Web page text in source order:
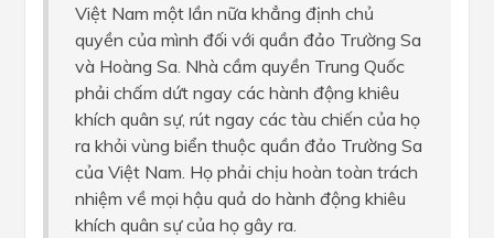
Việt Nam một lần nữa khẳng định chủ
quyền của mình đối với quần đảo Trường Sa
và Hoàng Sa. Nhà cầm quyền Trung Quốc
phải chấm dứt ngay các hành động khiêu
khích quân sự, rút ngay các tàu chiến của họ
ra khỏi vùng biển thuộc quần đảo Trường Sa
của Việt Nam. Họ phải chịu hoàn toàn trách
nhiệm về mọi hậu quả do hành động khiêu
khích quân sự của họ gây ra.